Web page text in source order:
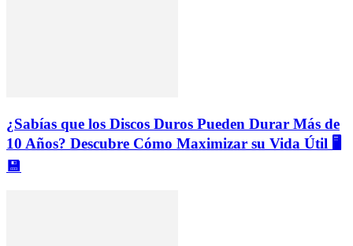
¿Sabías que los Discos Duros Pueden Durar Más de
10 Años? Descubre Cómo Maximizar su Vida Útil 🖥️
💾